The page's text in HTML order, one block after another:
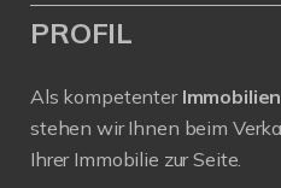
PROFIL
Als kompetenter
stehen wir Ihnen beim
Ihrer Immobilie zur Seite.